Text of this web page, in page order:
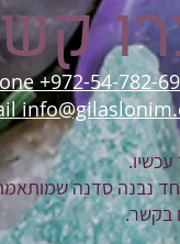
+972-54-782-
נבנה סדנה
בקשר.